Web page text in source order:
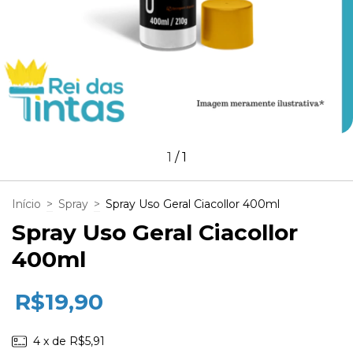
1 /1
Início > Spray > Spray Uso Geral Ciacollor 400ml
Spray Uso Geral Ciacollor
400ml
R$19,90
4 x de R$5,91